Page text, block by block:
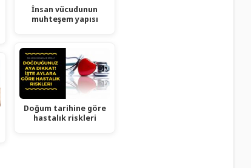
İnsan vücudunun
muhteşem yapısı
Doğum tarihine göre
hastalık riskleri